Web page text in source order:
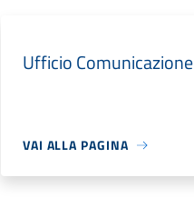
Ufficio Comunicazione
VAI ALLA PAGINA